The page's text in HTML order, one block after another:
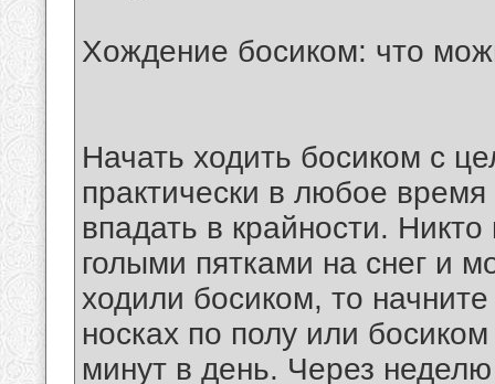
Хождение босиком: что
Начать ходить босиком с
практически в любое
впадать в крайности.
голыми пятками на снег и
ходили босиком, то
носках по полу или
минут в день. Через